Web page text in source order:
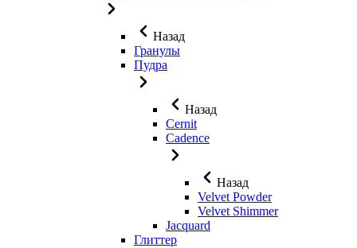
Назад
Гранулы
Пудра
Назад
Cernit
Cadence
Назад
Velvet Powder
Velvet Shimmer
Jaсquard
Глиттер